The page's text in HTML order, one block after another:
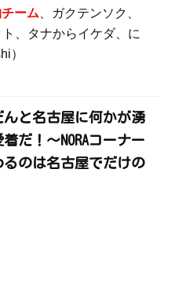
ーム 、ガクテンソク、
、タナからイケダ、に
）
んと名古屋に何かが湧
だ！～NORAコーナー
るのは名古屋でだけの